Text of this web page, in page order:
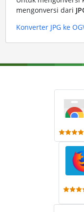
mengonversi dari
Konverter JPG ke